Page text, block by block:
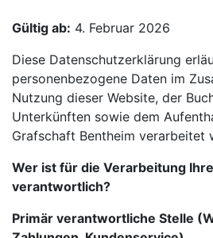
Gültig ab: 4. Februar 2026
Diese Datenschutzerklärung
personenbezogene Daten im
Nutzung dieser Website, der
Unterkünften sowie dem
Grafschaft Bentheim verarbeitet
Wer ist für die Verarbeitung
verantwortlich?
Primär verantwortliche Stelle